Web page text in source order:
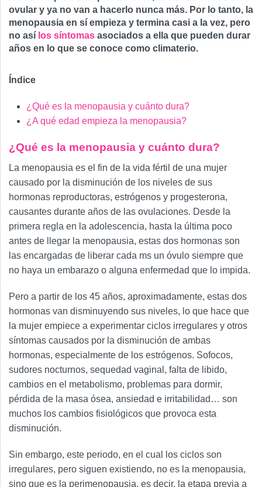
ovular y ya no van a hacerlo nunca más. Por lo tanto, la
menopausia en sí empieza y termina casi a la vez, pero
no así los síntomas asociados a ella que pueden durar
años en lo que se conoce como climaterio.
Índice
¿Qué es la menopausia y cuánto dura?
¿A qué edad empieza la menopausia?
¿Qué es la menopausia y cuánto dura?
La menopausia es el fin de la vida fértil de una mujer
causado por la disminución de los niveles de sus
hormonas reproductoras, estrógenos y progesterona,
causantes durante años de las ovulaciones. Desde la
primera regla en la adolescencia, hasta la última poco
antes de llegar la menopausia, estas dos hormonas son
las encargadas de liberar cada ms un óvulo siempre que
no haya un embarazo o alguna enfermedad que lo impida.
Pero a partir de los 45 años, aproximadamente, estas dos
hormonas van disminuyendo sus niveles, lo que hace que
la mujer empiece a experimentar ciclos irregulares y otros
síntomas causados por la disminución de ambas
hormonas, especialmente de los estrógenos. Sofocos,
sudores nocturnos, sequedad vaginal, falta de libido,
cambios en el metabolismo, problemas para dormir,
pérdida de la masa ósea, ansiedad e irritabilidad… son
muchos los cambios fisiológicos que provoca esta
disminución.
Sin embargo, este periodo, en el cual los ciclos son
irregulares, pero siguen existiendo, no es la menopausia,
sino que es la perimenopausia, es decir, la etapa previa a